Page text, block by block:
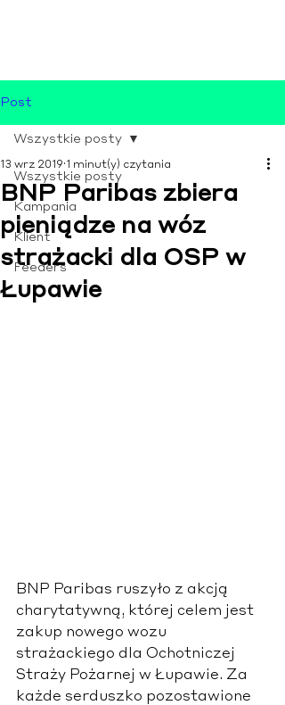
Post
Wszystkie posty
Kampania
Klient
Feeders
Wszystkie posty
BNP Paribas zbiera
pieniądze na wóz
strażacki dla OSP w
Łupawie
13 wrz 2019 1 minut(y) czytania
BNP Paribas ruszyło z akcją
charytatywną, której celem jest
zakup nowego wozu
strażackiego dla Ochotniczej
Straży Pożarnej w Łupawie. Za
każde serduszko pozostawione